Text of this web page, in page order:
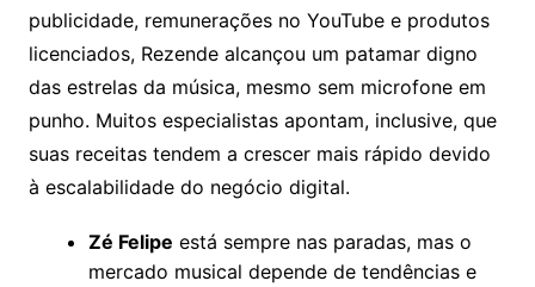
publicidade, remunerações no YouTube e produtos
licenciados, Rezende alcançou um patamar digno
das estrelas da música, mesmo sem microfone em
punho. Muitos especialistas apontam, inclusive, que
suas receitas tendem a crescer mais rápido devido
à escalabilidade do negócio digital.
Zé Felipe está sempre nas paradas, mas o
mercado musical depende de tendências e